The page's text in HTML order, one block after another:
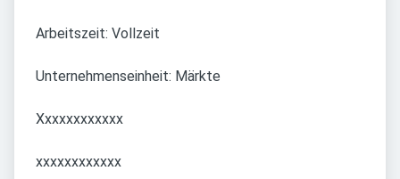
Arbeitszeit: Vollzeit
Unternehmenseinheit: Märkte
Xxxxxxxxxxxx
xxxxxxxxxxxx